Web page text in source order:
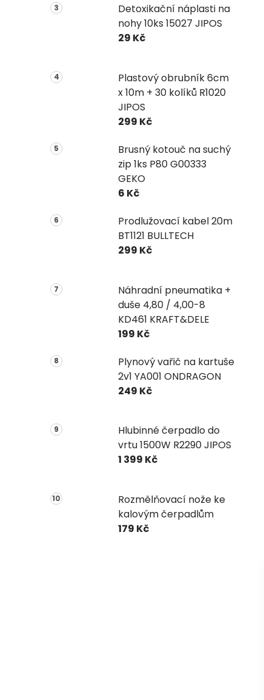
Detoxikační náplasti na
nohy 10ks 15027 JIPOS
29 Kč
Plastový obrubník 6cm
x 10m + 30 kolíků R1020
JIPOS
299 Kč
Brusný kotouč na suchý
zip 1ks P80 G00333
GEKO
6 Kč
Prodlužovací kabel 20m
BT1121 BULLTECH
299 Kč
Náhradní pneumatika +
duše 4,80 / 4,00-8
KD461 KRAFT&DELE
199 Kč
Plynový vařič na kartuše
2v1 YA001 ONDRAGON
249 Kč
Hlubinné čerpadlo do
vrtu 1500W R2290 JIPOS
1 399 Kč
Rozmělňovací nože ke
kalovým čerpadlům
179 Kč